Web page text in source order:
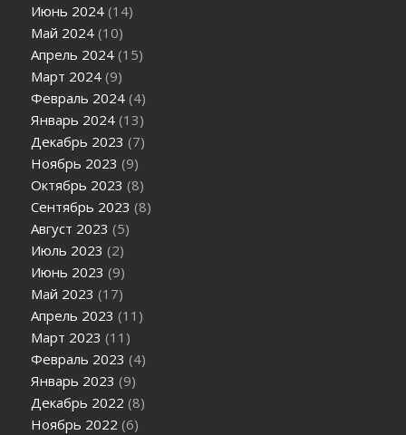
Июнь 2024 (14)
Май 2024 (10)
Апрель 2024 (15)
Март 2024 (9)
Февраль 2024 (4)
Январь 2024 (13)
Декабрь 2023 (7)
Ноябрь 2023 (9)
Октябрь 2023 (8)
Сентябрь 2023 (8)
Август 2023 (5)
Июль 2023 (2)
Июнь 2023 (9)
Май 2023 (17)
Апрель 2023 (11)
Март 2023 (11)
Февраль 2023 (4)
Январь 2023 (9)
Декабрь 2022 (8)
Ноябрь 2022 (6)